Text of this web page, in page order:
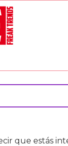
que estás